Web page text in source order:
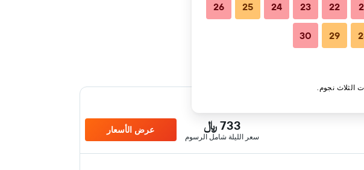
733 ﷼
سعر الليلة شامل الرسوم
عرض الأسعار
22
23
24
25
26
29
30
الثلاث نجوم.